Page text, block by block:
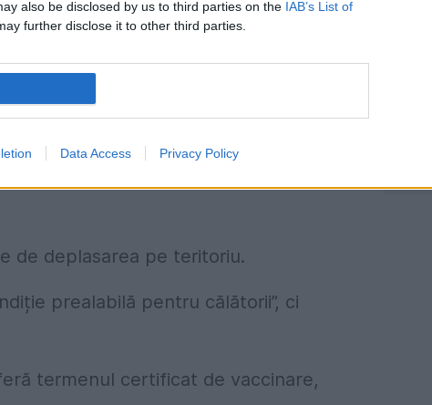
also be disclosed by us to third parties on the IAB’s List of
further disclose it to other third parties.
Data Access Privacy Policy
. Document care să permită
19.
pe teritoriul UE. Și ar
să se prezinte teste PCR
de deplasarea pe teritoriu.
prealabilă pentru călătorii”, ci
termenul certificat de vaccinare,